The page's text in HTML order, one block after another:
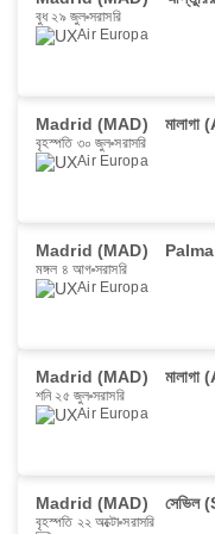
বুধ ২৯ জুল সরাসরি
Air Europa
Madrid (MAD) মালাগা
বৃহস্পতি ৩০ জুল সরাসরি
Air Europa
Madrid (MAD)
মঙ্গল ৪ আগ সরাসরি
Air Europa
Madrid (MAD) মালাগা
শনি ২৫ জুল সরাসরি
Air Europa
Madrid (MAD) সেভিল
বৃহস্পতি ২২ অক্টো সরাসরি